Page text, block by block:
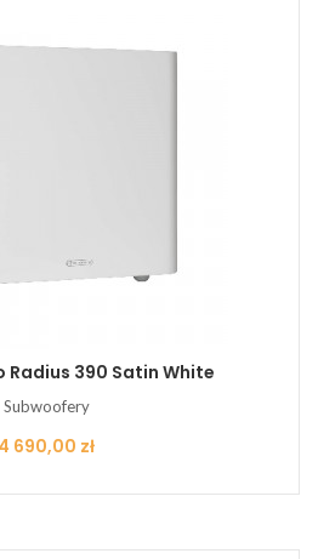
Radius 390 Satin White
Subwoofery
Cena
4 690,00 zł